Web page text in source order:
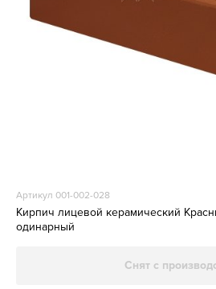
Артикул 001-002-028
Кирпич лицевой керамический
одинарный
Снят с